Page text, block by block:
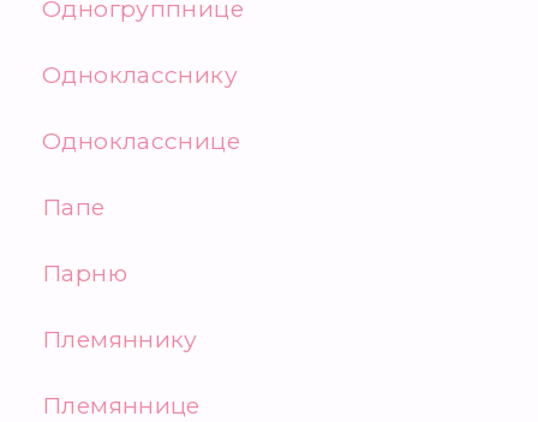
Одногруппнице
Однокласснику
Однокласснице
Папе
Парню
Племяннику
Племяннице